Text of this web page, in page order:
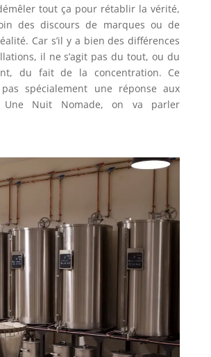
tout ça pour rétablir la vérité,
des discours de marques ou de
Car s’il y a bien des différences
il ne s’agit pas du tout, ou du
du fait de la concentration. Ce
pas spécialement une réponse aux
Nuit Nomade, on va parler